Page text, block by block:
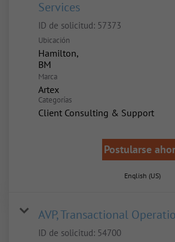
Services
ID de solicitud: 57373
Ubicación
Hamilton,
Marca
Artex
Categorías
Client Consulting & Support
Postularse
English (US)
AVP, Transactional
ID de solicitud: 54700